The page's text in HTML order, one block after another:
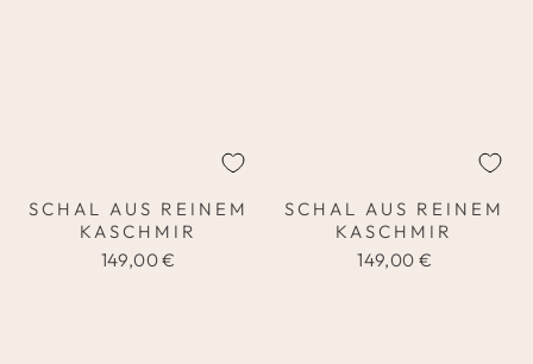
SCHAL AUS REINEM
KASCHMIR
149,00 €
SCHAL AUS REINEM
KASCHMIR
149,00 €